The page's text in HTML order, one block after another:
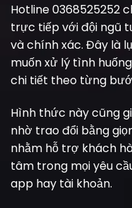
Hotline 0368525252
trực tiếp với đội ngũ
và chính xác. Đây là
muốn xử lý tình
chi tiết theo từng
Hình thức này cũng
nhờ trao đổi bằng
nhằm hỗ trợ khách
tâm trong mọi yêu
app hay tài khoản.